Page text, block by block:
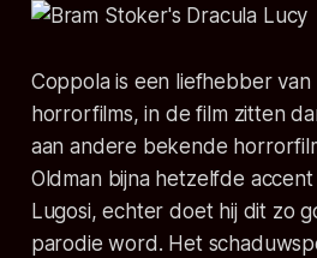
Coppola is een liefhebber van
horrorfilms, in de film zitten
aan andere bekende
Oldman bijna hetzelfde
Lugosi, echter doet hij dit zo
parodie word. Het